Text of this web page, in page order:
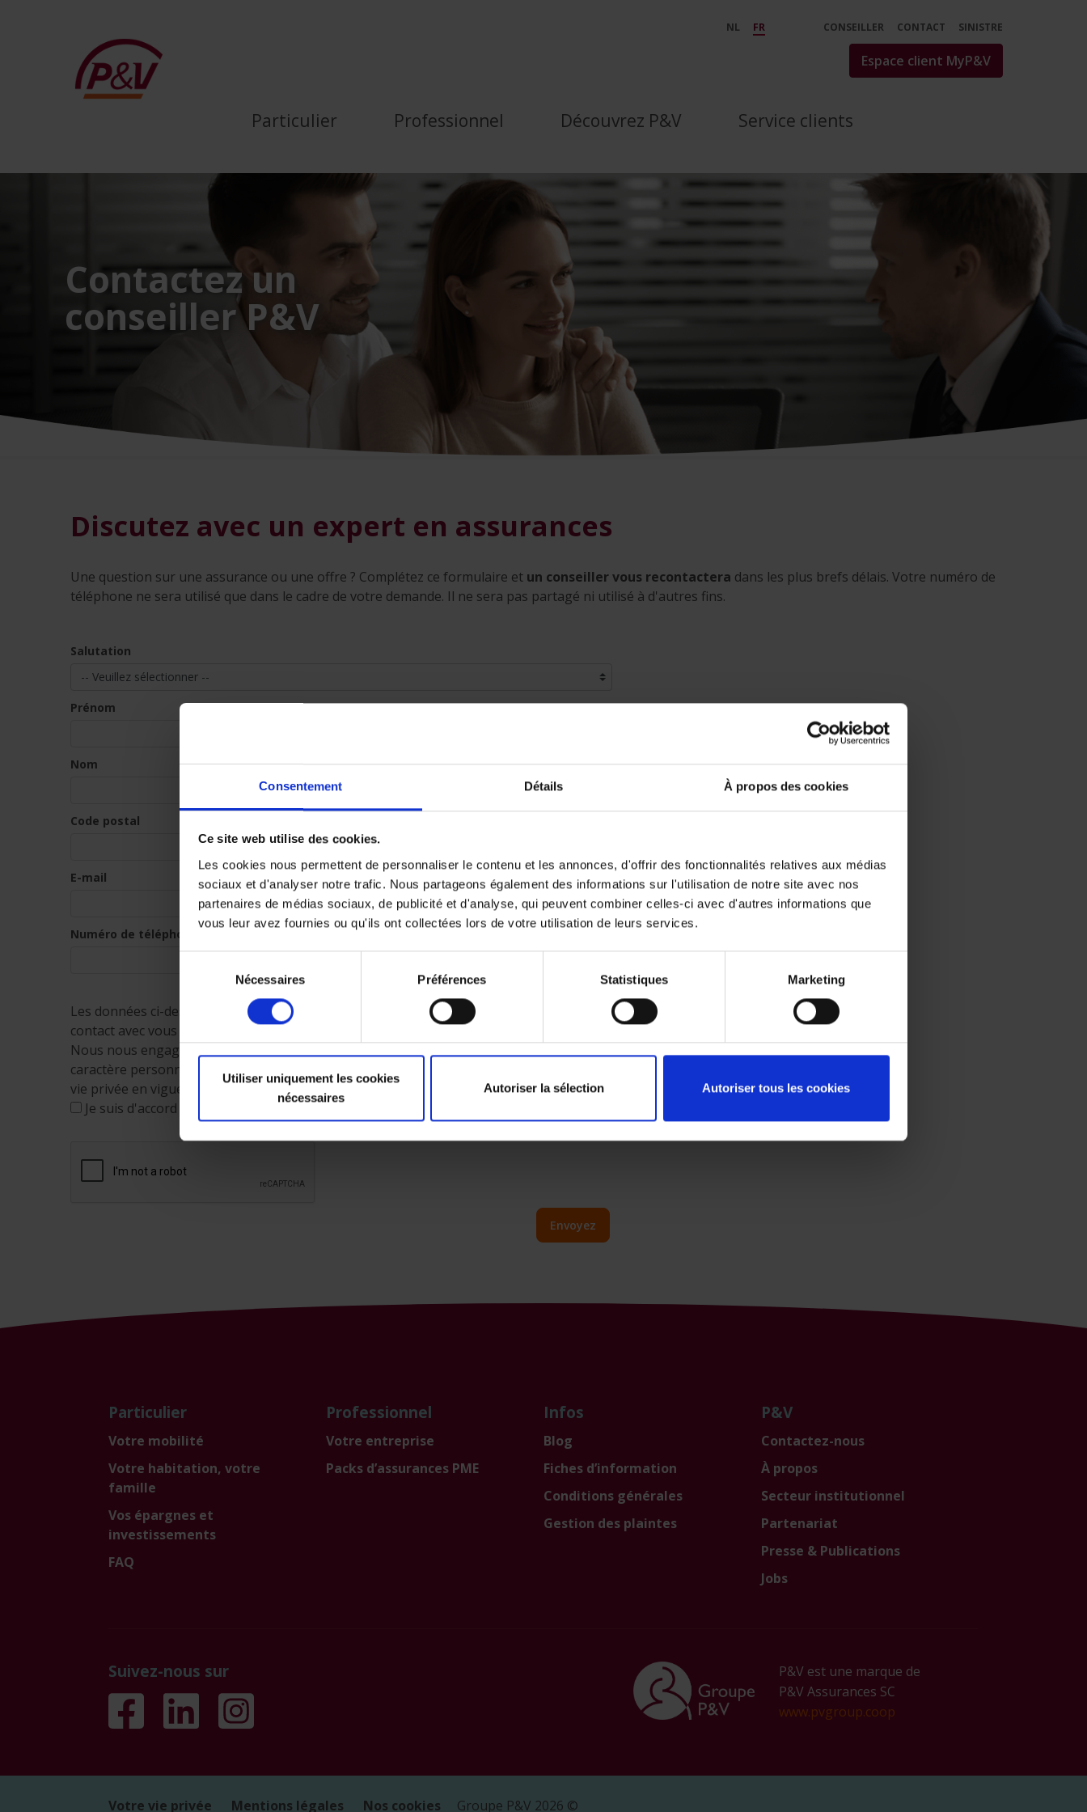
Consentement Détails À propos des cookies
Ce site web utilise des cookies.
Les cookies nous permettent de personnaliser le contenu et les annonces, d'offrir des fonctionnalités relatives aux médias
sociaux et d'analyser notre trafic. Nous partageons également des informations sur l'utilisation de notre site avec nos
partenaires de médias sociaux, de publicité et d'analyse, qui peuvent combiner celles-ci avec d'autres informations que
vous leur avez fournies ou qu'ils ont collectées lors de votre utilisation de leurs services.
consentement
Nécessaires Préférences Statistiques Marketing
Utiliser uniquement les cookies
nécessaires
Autoriser la sélection Autoriser tous les cookies
Contactez un conseiller P&amp;V - P&amp;V NL FR CONSEILLER CONTACT SINISTRE
Espace client MyP&V
Particulier Professionnel Découvrez P&V Service clients
Contactez un
conseiller P&V
Discutez avec un expert en assurances
Une question sur une assurance ou une offre ? Complétez ce formulaire et un conseiller vous recontactera dans les plus brefs délais. Votre numéro de
téléphone ne sera utilisé que dans le cadre de votre demande. Il ne sera pas partagé ni utilisé à d'autres fins.
Salutation
Prénom
Nom
Code postal
E-mail
Numéro de téléphone
Les données ci-dessus seront utilisées pour permettre à nos conseillers de prendre
contact avec vous pour évaluer vos besoins d’assurance.
Nous nous engageons, en qualité de responsable du traitement, à traiter vos données à
caractère personnel en conformité avec la réglementation en matière de protection de la
vie privée en vigueur. Vous pouvez obtenir plus de précisions à ce propos sur notre site.
Je suis d'accord
Envoyez
Particulier
Votre mobilité
Votre habitation, votre
famille
Vos épargnes et
investissements
FAQ
Professionnel
Votre entreprise
Packs d’assurances PME
Infos
Blog
Fiches d’information
Conditions générales
Gestion des plaintes
P&V
Contactez-nous
À propos
Secteur institutionnel
Partenariat
Presse & Publications
Jobs
Suivez-nous sur
P&V est une marque de
P&V Assurances SC
www.pvgroup.coop
Votre vie privée Mentions légales Nos cookies Groupe P&V 2026 ©